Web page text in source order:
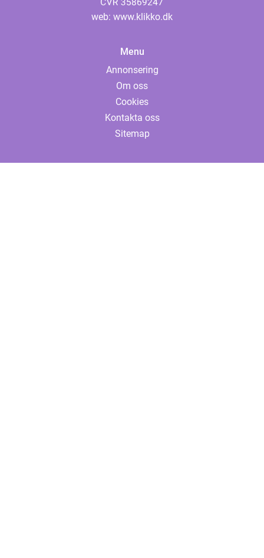
web: www.klikko.dk
Menu
Annonsering
Om oss
Cookies
Kontakta oss
Sitemap